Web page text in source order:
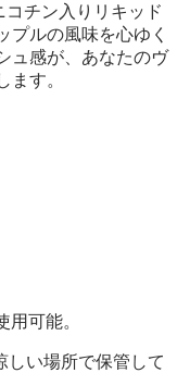
チン入りリキッド
プルの風味を心ゆく
ュ感が、あなたのヴ
ます。
用可能。
しい場所で保管して